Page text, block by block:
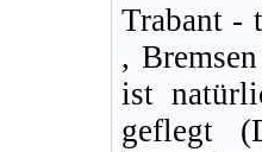
Trabant -
,
ist
geflegt